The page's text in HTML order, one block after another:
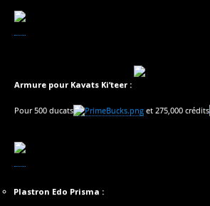
Armure pour Kavats Ki’teer :
Pour 500 ducats et 275,000 crédits
Plastron Edo Prisma :